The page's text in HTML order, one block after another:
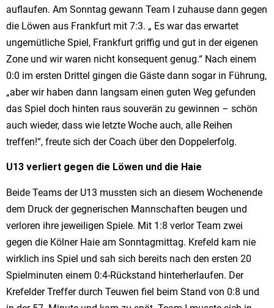
auflaufen. Am Sonntag gewann Team I zuhause dann gegen
die Löwen aus Frankfurt mit 7:3. „ Es war das erwartet
ungemütliche Spiel, Frankfurt griffig und gut in der eigenen
Zone und wir waren nicht konsequent genug.“ Nach einem
0:0 im ersten Drittel gingen die Gäste dann sogar in Führung,
„aber wir haben dann langsam einen guten Weg gefunden
das Spiel doch hinten raus souverän zu gewinnen – schön
auch wieder, dass wie letzte Woche auch, alle Reihen
treffen!“, freute sich der Coach über den Doppelerfolg.
U13 verliert gegen die Löwen und die Haie
Beide Teams der U13 mussten sich an diesem Wochenende
dem Druck der gegnerischen Mannschaften beugen und
verloren ihre jeweiligen Spiele. Mit 1:8 verlor Team zwei
gegen die Kölner Haie am Sonntagmittag. Krefeld kam nie
wirklich ins Spiel und sah sich bereits nach den ersten 20
Spielminuten einem 0:4-Rückstand hinterherlaufen. Der
Krefelder Treffer durch Teuwen fiel beim Stand von 0:8 und